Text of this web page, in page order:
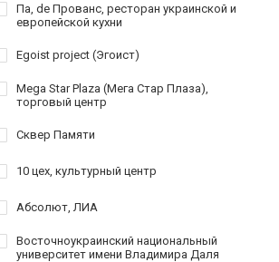
Па, de Прованс, ресторан украинской и
европейской кухни
Egoist project (Эгоист)
Mega Star Plaza (Мега Стар Плаза),
торговый центр
Сквер Памяти
10 цех, культурный центр
Абсолют, ЛИА
Восточноукраинский национальный
университет имени Владимира Даля